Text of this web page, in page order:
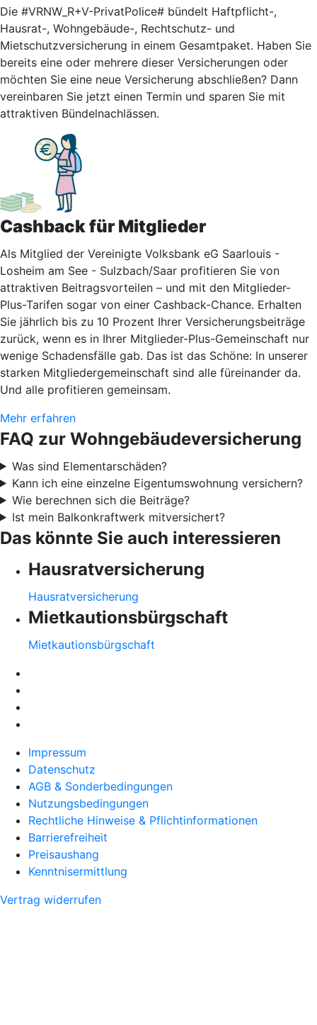
Die #VRNW_R+V-PrivatPolice# bündelt Haftpflicht-,
Hausrat-, Wohngebäude-, Rechtschutz- und
Mietschutzversicherung in einem Gesamtpaket. Haben Sie
bereits eine oder mehrere dieser Versicherungen oder
möchten Sie eine neue Versicherung abschließen? Dann
vereinbaren Sie jetzt einen Termin und sparen Sie mit
attraktiven Bündelnachlässen.
Cashback für Mitglieder
Als Mitglied der Vereinigte Volksbank eG Saarlouis -
Losheim am See - Sulzbach/Saar profitieren Sie von
attraktiven Beitragsvorteilen – und mit den Mitglieder-
Plus-Tarifen sogar von einer Cashback-Chance. Erhalten
Sie jährlich bis zu 10 Prozent Ihrer Versicherungsbeiträge
zurück, wenn es in Ihrer Mitglieder-Plus-Gemeinschaft nur
wenige Schadensfälle gab. Das ist das Schöne: In unserer
starken Mitgliedergemeinschaft sind alle füreinander da.
Und alle profitieren gemeinsam.
Mehr erfahren
FAQ zur Wohngebäudeversicherung
Was sind Elementarschäden?
Kann ich eine einzelne Eigentumswohnung versichern?
Wie berechnen sich die Beiträge?
Ist mein Balkonkraftwerk mitversichert?
Das könnte Sie auch interessieren
Hausratversicherung
Hausratversicherung
Mietkautionsbürgschaft
Mietkautionsbürgschaft
Impressum
Datenschutz
AGB & Sonderbedingungen
Nutzungsbedingungen
Rechtliche Hinweise & Pflichtinformationen
Barrierefreiheit
Preisaushang
Kenntnisermittlung
Vertrag widerrufen